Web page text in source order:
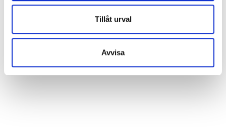
Tillåt urval
Avvisa